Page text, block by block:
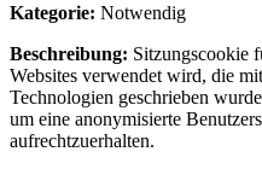
Kategorie: Notwendig
Beschreibung: Sitzungscookie
Websites verwendet wird, die
Technologien geschrieben
um eine anonymisierte
aufrechtzuerhalten.